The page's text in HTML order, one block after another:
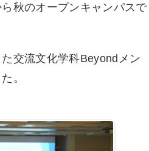
秋のオープンキャンパスで
交流文化学科Beyondメン
。